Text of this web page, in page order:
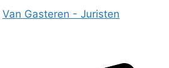
Van Gasteren - Juristen